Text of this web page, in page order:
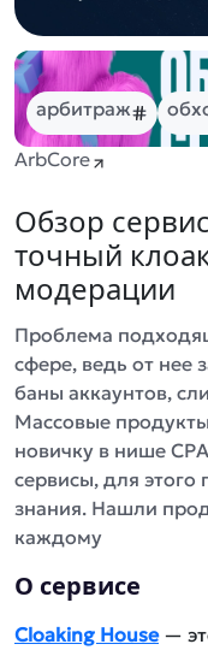
арбитраж
ArbCore
Обзор
точный
модерации
Проблема
сфере, ведь от нее
баны аккаунтов,
Массовые
новичку в нише
сервисы, для этого
знания. Нашли
каждому
О сервисе
Cloaking House—